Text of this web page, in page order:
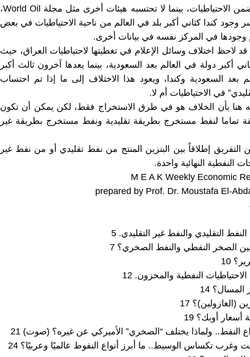
التي تحتسبه ضمن الاحتياطيات، بينما لا تحتسبه هيئات أخرى مثل مجلة World Oil،
وجود كندا كثاني أكبر بلد في العالم من ناحية الاحتياطيات في بعض
وجودها في المركز نفسه في بيانات أخرى.
قد لاحظ اختلاف وسائل الإعلام في تغطيتها لاحتياطيات العراق، حيث
أكبر دولة في العالم بعد السعودية، بينما يعدها آخرون ثالث أكبر
بعد السعودية وكندا، ويعود هذا الاختلاف إلى ما إذا تم احتساب
في الاحتياطيات أم لا.
هنا بأن الخلاف هو في طرق الاستخراج فقط، لكن يمكن أن تكون
تماما لنفط مستخرج بطريقة تقليدية ونفط مستخرج بطريقة غير
التفريق إطلاقاً بين البنزين المنتج من نفط تقليدي أو من نفط غير
النفطية النهائية واحدة.
M E A K Weekly Economic
prepared by Prof. Dr. Moustafa El-